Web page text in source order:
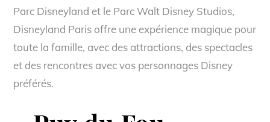
Parc Disneyland et le Parc Walt Disney Studios,
Disneyland Paris offre une expérience magique pour
toute la famille, avec des attractions, des spectacles
et des rencontres avec vos personnages Disney
préférés.